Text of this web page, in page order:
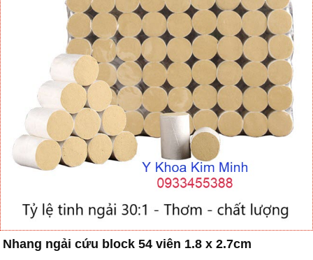
Nhang ngải cứu block 54 viên 1.8 x 2.7cm